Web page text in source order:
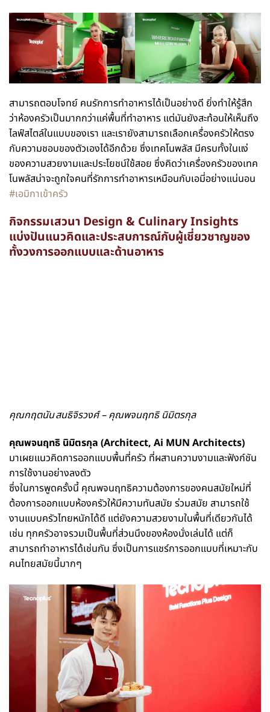
สามารถตอบโจทย์ คนรักการทำอาหารได้เป็นอย่างดี ยิ่งทำให้รู้สึก
ว่าห้องครัวเป็นมากกว่าแค่พื้นที่ทำอาหาร แต่มันยังสะท้อนให้เห็นถึง
ไลฟ์สไตล์ในแบบของเรา และเรายังสามารถเลือกเครื่องครัวให้ตรง
กับความชอบของตัวเองได้อีกด้วย ซึ่งเทคโนพลัส มีครบทั้งในแง่
ของความสวยงามและประโยชน์ใช้สอย ซึ่งคิดว่าเครื่องครัวของเทค
โนพลัสน่าจะถูกใจคนที่รักการทำอาหารเหมือนกับเอมี่อย่างแน่นอน
#เอมิกาเข้าครัว
กิจกรรมเสวนา Design & Culinary Insights
แบ่งปันแนวคิดและประสบการณ์กับผู้เชี่ยวชาญของ
ทั้งวงการออกแบบและด้านอาหาร
คุณกฤตนัน สนธิจิรวงศ์ – คุณพจนฤทธิ นิมิตรกุล
คุณพจนฤทธิ นิมิตรกุล (Architect, Ai MUN Architects)
มาเผยแนวคิดการออกแบบพื้นที่ครัว ที่ผสานความงามและฟังก์ชัน
การใช้งานอย่างลงตัว
ซึ่งในการพูดครั้งนี้ คุณพจนฤทธิความต้องการของคนสมัยใหม่ที่
ต้องการออกแบบห้องครัวให้มีความทันสมัย ร่วมสมัย สามารถใช้
งานแบบครัวไทยหนักได้ดี แต่ยังความสวยงามในพื้นที่เดียวกันได้
เช่น ทุกครัวอาจรวมเป็นพื้นที่ส่วนนึงของห้องนั่งเล่นได้ แต่ก็
สามารถทำอาหารได้เช่นกัน ซึ่งเป็นการแชร์การออกแบบที่เหมาะกับ
คนไทยสมัยนี้มากๆ